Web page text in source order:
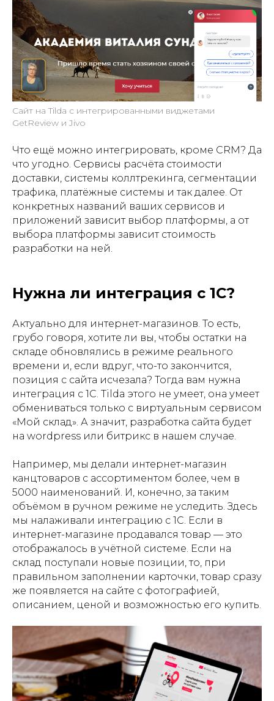
Сайт на Tilda с интегрированными виджетами
GetReview и Jivo
Что ещё можно интегрировать, кроме CRM? Да
что угодно. Сервисы расчёта стоимости
доставки, системы коллтрекинга, сегментации
трафика, платёжные системы и так далее. От
конкретных названий ваших сервисов и
приложений зависит выбор платформы, а от
выбора платформы зависит стоимость
разработки на ней.
Нужна ли интеграция с 1С?
Актуально для интернет-магазинов. То есть,
грубо говоря, хотите ли вы, чтобы остатки на
складе обновлялись в режиме реального
времени и, если вдруг, что-то закончится,
позиция с сайта исчезала? Тогда вам нужна
интеграция с 1С. Tilda этого не умеет, она умеет
обмениваться только с виртуальным сервисом
«Мой склад». А значит, разработка сайта будет
на wordpress или битрикс в нашем случае.
Например, мы делали интернет-магазин
канцтоваров с ассортиментом более, чем в
5000 наименований. И, конечно, за таким
объёмом в ручном режиме не уследить. Здесь
мы налаживали интеграцию с 1С. Если в
интернет-магазине продавался товар — это
отображалось в учётной системе. Если на
склад поступали новые позиции, то, при
правильном заполнении карточки, товар сразу
же появляется на сайте с фотографией,
описанием, ценой и возможностью его купить.